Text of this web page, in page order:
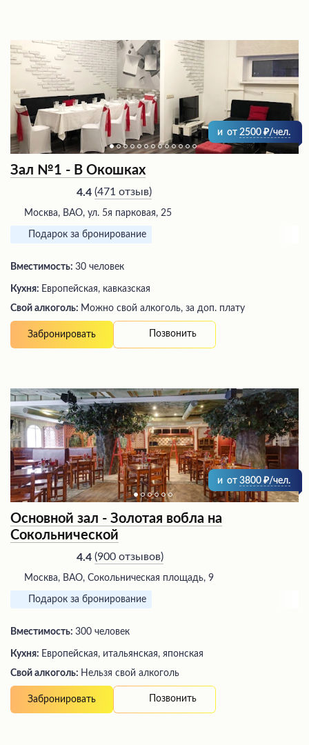
и от 2500 /чел.
Зал №1 - В Окошках
4.4 (471 отзыв)
Москва, ВАО, ул. 5я парковая, 25
Подарок за бронирование
Вместимость: 30 человек
Кухня: Европейская, кавказская
Свой алкоголь: Можно свой алкоголь, за доп. плату
Забронировать Позвонить
и от 3800 /чел.
Основной зал - Золотая вобла на
Сокольнической
4.4 (900 отзывов)
Москва, ВАО, Сокольническая площадь, 9
Подарок за бронирование
Вместимость: 300 человек
Кухня: Европейская, итальянская, японская
Свой алкоголь: Нельзя свой алкоголь
Забронировать Позвонить